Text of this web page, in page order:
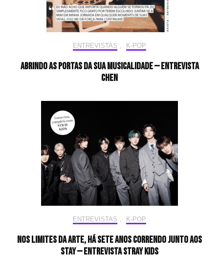
ENTREVISTAS , K-POP
Abrindo as portas da sua musicalidade — Entrevista
CHEN
ENTREVISTAS , K-POP
Nos limites da arte, há sete anos correndo junto aos
STAY — Entrevista Stray Kids